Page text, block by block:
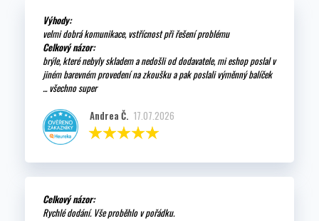
Výhody:
velmi dobrá komunikace, vstřícnost při řešení problému
Celkový názor:
brýle, které nebyly skladem a nedošli od dodavatele, mi eshop poslal v
jiném barevném provedení na zkoušku a pak poslali výměnný balíček
... všechno super
Andrea Č. 17.07.2026
Celkový názor:
Rychlé dodání. Vše proběhlo v pořádku.